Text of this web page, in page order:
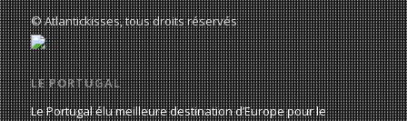
© Atlantickisses, tous droits réservés
LE PORTUGAL
Le Portugal élu meilleure destination d’Europe pour le